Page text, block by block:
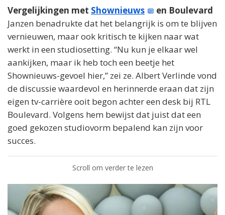
Vergelijkingen met Shownieuws
en Boulevard
Janzen benadrukte dat het belangrijk is om te blijven
vernieuwen, maar ook kritisch te kijken naar wat
werkt in een studiosetting. “Nu kun je elkaar wel
aankijken, maar ik heb toch een beetje het
Shownieuws-gevoel hier,” zei ze. Albert Verlinde vond
de discussie waardevol en herinnerde eraan dat zijn
eigen tv-carrière ooit begon achter een desk bij RTL
Boulevard. Volgens hem bewijst dat juist dat een
goed gekozen studiovorm bepalend kan zijn voor
succes.
Scroll om verder te lezen